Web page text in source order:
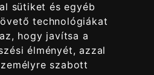
sütiket és egyéb
technológiákat
hogy javítsa a
élményét, azzal
szabott